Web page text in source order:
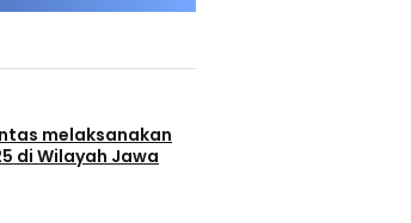
melaksanakan
di Wilayah Jawa